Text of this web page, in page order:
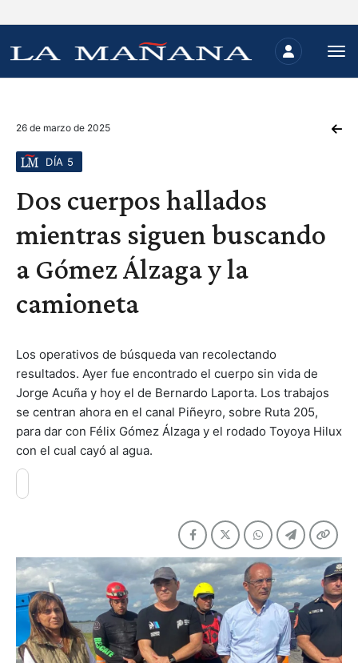
26 de marzo de 2025
DÍA 5
Dos cuerpos hallados
mientras siguen buscando
a Gómez Álzaga y la
camioneta
Los operativos de búsqueda van recolectando
resultados. Ayer fue encontrado el cuerpo sin vida de
Jorge Acuña y hoy el de Bernardo Laporta. Los trabajos
se centran ahora en el canal Piñeyro, sobre Ruta 205,
para dar con Félix Gómez Álzaga y el rodado Toyoya Hilux
con el cual cayó al agua.